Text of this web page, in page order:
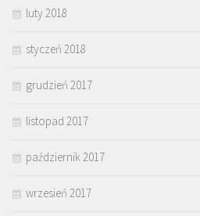
luty 2018
styczeń 2018
grudzień 2017
listopad 2017
październik 2017
wrzesień 2017